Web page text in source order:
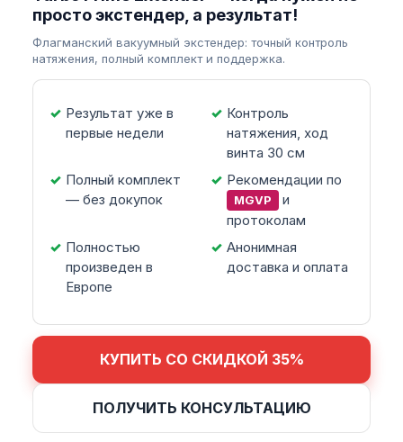
просто экстендер, а результат!
Флагманский вакуумный экстендер: точный контроль
натяжения, полный комплект и поддержка.
Результат уже в
первые недели
Контроль
натяжения, ход
винта 30 см
Полный комплект
— без докупок
Рекомендации по
MGVP
и
протоколам
Полностью
произведен в
Европе
Анонимная
доставка и оплата
КУПИТЬ СО СКИДКОЙ 35%
ПОЛУЧИТЬ КОНСУЛЬТАЦИЮ